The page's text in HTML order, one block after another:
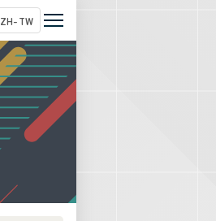
ZH-TW